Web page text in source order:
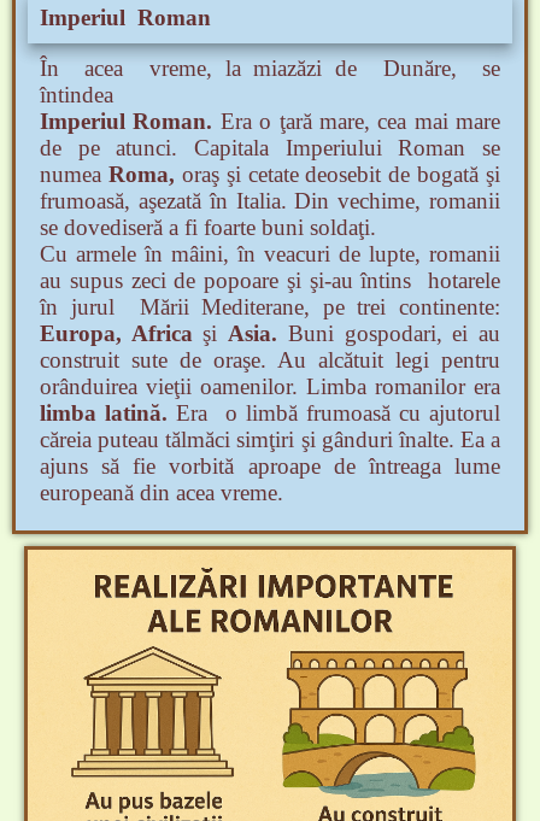
Imperiul Roman
În acea vreme, la miazăzi de Dunăre, se
întindea
Imperiul Roman. Era o ţară mare, cea mai mare
de pe atunci. Capitala Imperiului Roman se
numea Roma, oraş şi cetate deosebit de bogată şi
frumoasă, aşezată în Italia. Din vechime, romanii
se dovediseră a fi foarte buni soldaţi.
Cu armele în mâini, în veacuri de lupte, romanii
au supus zeci de popoare şi şi-au întins hotarele
în jurul Mării Mediterane, pe trei continente:
Europa, Africa şi Asia. Buni gospodari, ei au
construit sute de oraşe. Au alcătuit legi pentru
orânduirea vieţii oamenilor. Limba romanilor era
limba latină. Era o limbă frumoasă cu ajutorul
căreia puteau tălmăci simţiri şi gânduri înalte. Ea a
ajuns să fie vorbită aproape de întreaga lume
europeană din acea vreme.